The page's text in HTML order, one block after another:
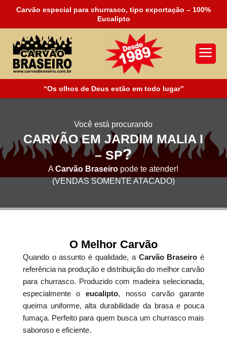
Carvão especial para churrasco, tipo exportação – 100%
Eucalipto
a
“Os olhos de Deus estão em todo lugar”
Você está procurando
CARVÃO EM JARDIM MALIA I
– SP?
ACarvão Braseiro pode te atender!
(VENDAS SOMENTE ATACADO)
O Melhor Carvão
Quando o assunto é qualidade, a Carvão Braseiro é
referência na produção e distribuição do melhor carvão
para churrasco. Produzido com madeira selecionada,
especialmente oeucalipto, nosso carvão garante
queima uniforme, alta durabilidade da brasa e pouca
fumaça. Perfeito para quem busca um churrasco mais
saboroso e eficiente.